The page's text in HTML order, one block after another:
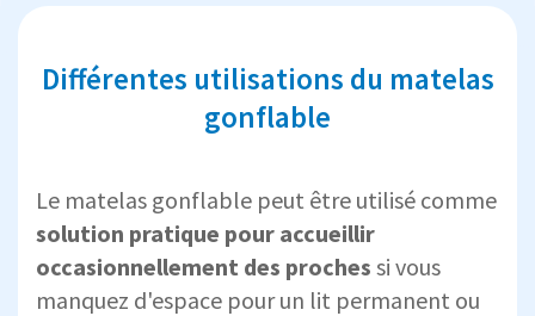
Différentes utilisations du matelas
gonflable
Le matelas gonflable peut être utilisé comme
solution pratique pour accueillir
occasionnellement des proches si vous
manquez d'espace pour un lit permanent ou